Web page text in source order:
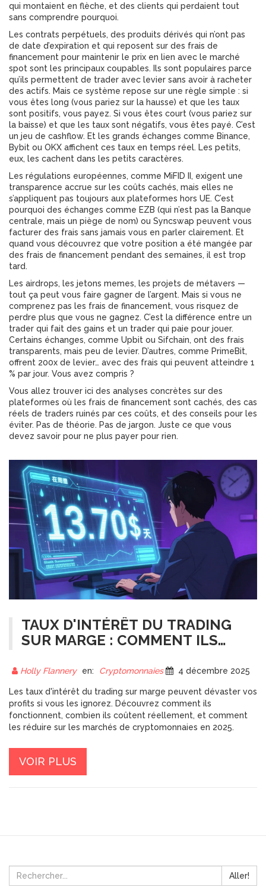
qui montaient en flèche, et des clients qui perdaient tout
sans comprendre pourquoi.
Les contrats perpétuels, des produits dérivés qui n’ont pas
de date d’expiration et qui reposent sur des frais de
financement pour maintenir le prix en lien avec le marché
spot sont les principaux coupables. Ils sont populaires parce
qu’ils permettent de trader avec levier sans avoir à racheter
des actifs. Mais ce système repose sur une règle simple : si
vous êtes long (vous pariez sur la hausse) et que les taux
sont positifs, vous payez. Si vous êtes court (vous pariez sur
la baisse) et que les taux sont négatifs, vous êtes payé. C’est
un jeu de cashflow. Et les grands échanges comme Binance,
Bybit ou OKX affichent ces taux en temps réel. Les petits,
eux, les cachent dans les petits caractères.
Les régulations européennes, comme MiFID II, exigent une
transparence accrue sur les coûts cachés, mais elles ne
s’appliquent pas toujours aux plateformes hors UE. C’est
pourquoi des échanges comme EZB (qui n’est pas la Banque
centrale, mais un piège de nom) ou Syncswap peuvent vous
facturer des frais sans jamais vous en parler clairement. Et
quand vous découvrez que votre position a été mangée par
des frais de financement pendant des semaines, il est trop
tard.
Les airdrops, les jetons memes, les projets de métavers —
tout ça peut vous faire gagner de l’argent. Mais si vous ne
comprenez pas les frais de financement, vous risquez de
perdre plus que vous ne gagnez. C’est la différence entre un
trader qui fait des gains et un trader qui paie pour jouer.
Certains échanges, comme Upbit ou Sifchain, ont des frais
transparents, mais peu de levier. D’autres, comme PrimeBit,
offrent 200x de levier… avec des frais qui peuvent atteindre 1
% par jour. Vous avez compris ?
Vous allez trouver ici des analyses concrètes sur des
plateformes où les frais de financement sont cachés, des cas
réels de traders ruinés par ces coûts, et des conseils pour les
éviter. Pas de théorie. Pas de jargon. Juste ce que vous
devez savoir pour ne plus payer pour rien.
TAUX D'INTÉRÊT DU TRADING
SUR MARGE : COMMENT ILS
LES MARCHÉS BLOCKCHAIN
Holly Flannery en: Cryptomonnaies 4 décembre 2025
Les taux d'intérêt du trading sur marge peuvent dévaster vos
profits si vous les ignorez. Découvrez comment ils
fonctionnent, combien ils coûtent réellement, et comment
les réduire sur les marchés de cryptomonnaies en 2025.
VOIR PLUS
Aller!